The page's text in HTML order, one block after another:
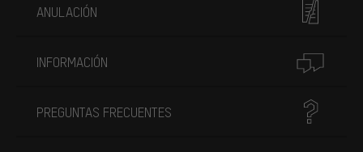
ANULACIÓN
INFORMACIÓN
PREGUNTAS FRECUENTES